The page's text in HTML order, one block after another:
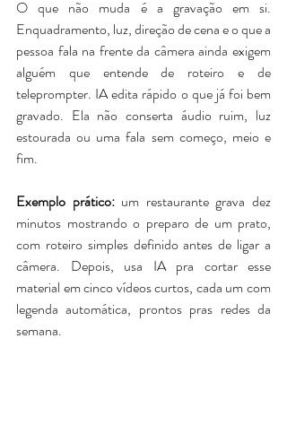
O que não muda é a gravação em si.
Enquadramento, luz, direção de cena e o que a
pessoa fala na frente da câmera ainda exigem
alguém que entende de roteiro e de
teleprompter. IA edita rápido o que já foi bem
gravado. Ela não conserta áudio ruim, luz
estourada ou uma fala sem começo, meio e
fim.
Exemplo prático: um restaurante grava dez
minutos mostrando o preparo de um prato,
com roteiro simples definido antes de ligar a
câmera. Depois, usa IA pra cortar esse
material em cinco vídeos curtos, cada um com
legenda automática, prontos pras redes da
semana.